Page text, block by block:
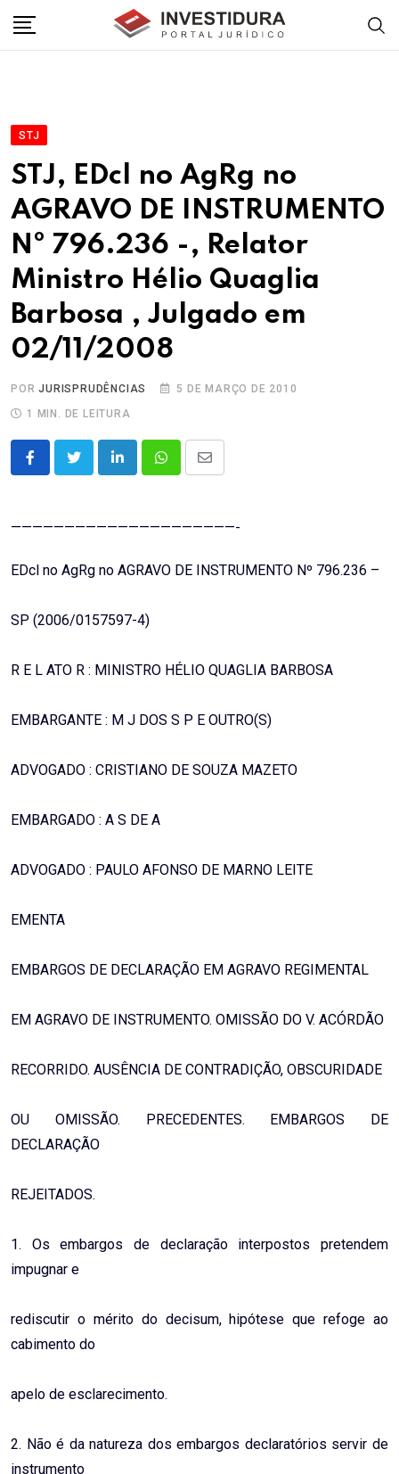
STJ
STJ, EDcl no AgRg no
AGRAVO DE INSTRUMENTO
Nº 796.236 -, Relator
Ministro Hélio Quaglia
Barbosa , Julgado em
02/11/2008
PORJURISPRUDÊNCIAS
5 DE MARÇO DE 2010
1 MIN. DE LEITURA
LinkedInWhatsappShare
—————————————————————-
EDcl no AgRg no AGRAVO DE INSTRUMENTO Nº 796.236 –
SP (2006/0157597-4)
R E L ATO R : MINISTRO HÉLIO QUAGLIA BARBOSA
EMBARGANTE : M J DOS S P E OUTRO(S)
ADVOGADO : CRISTIANO DE SOUZA MAZETO
EMBARGADO : A S DE A
ADVOGADO : PAULO AFONSO DE MARNO LEITE
EMENTA
EMBARGOS DE DECLARAÇÃO EM AGRAVO REGIMENTAL
EM AGRAVO DE INSTRUMENTO. OMISSÃO DO V. ACÓRDÃO
RECORRIDO. AUSÊNCIA DE CONTRADIÇÃO, OBSCURIDADE
OU OMISSÃO. PRECEDENTES. EMBARGOS DE
DECLARAÇÃO
REJEITADOS.
1. Os embargos de declaração interpostos pretendem
impugnar e
rediscutir o mérito do decisum, hipótese que refoge ao
cabimento do
apelo de esclarecimento.
2. Não é da natureza dos embargos declaratórios servir de
instrumento